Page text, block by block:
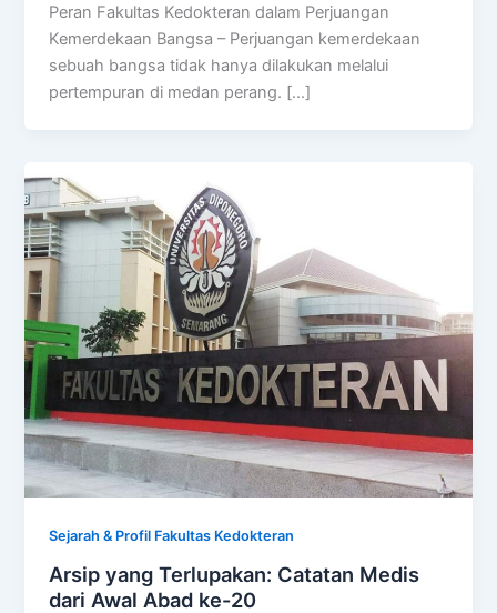
Peran Fakultas Kedokteran dalam Perjuangan
Kemerdekaan Bangsa – Perjuangan kemerdekaan
sebuah bangsa tidak hanya dilakukan melalui
pertempuran di medan perang. […]
Sejarah & Profil Fakultas Kedokteran
Arsip yang Terlupakan: Catatan Medis
dari Awal Abad ke-20